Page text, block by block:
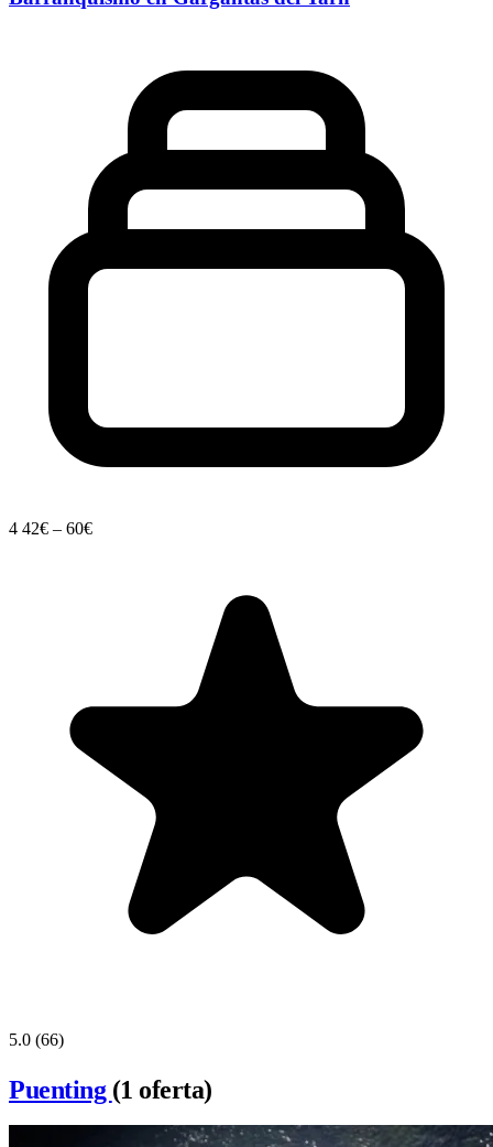
4 42€ – 60€
5.0 (66)
Puenting (1 oferta)